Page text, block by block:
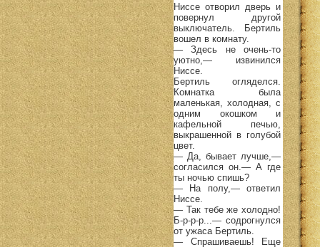
Ниссе отворил дверь и
повернул другой
выключатель. Бертиль
вошел в комнату.
— Здесь не очень-то
уютно,— извинился
Ниссе.
Бертиль огляделся.
Комнатка была
маленькая, холодная, с
одним окошком и
кафельной печью,
выкрашенной в голубой
цвет.
— Да, бывает лучше,—
согласился он.— А где
ты ночью спишь?
— На полу,— ответил
Ниссе.
— Так тебе же холодно!
Б-р-р-р...— содрогнулся
от ужаса Бертиль.
— Спрашиваешь! Еще